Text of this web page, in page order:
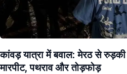
कांवड़ यात्रा में बवाल: मेरठ से
मारपीट, पथराव और तोड़फोड़